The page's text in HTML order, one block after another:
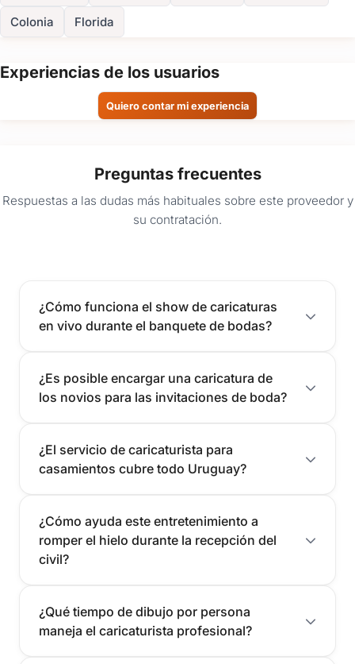
Colonia Florida
Experiencias de los usuarios
Quiero contar mi experiencia
Preguntas frecuentes
Respuestas a las dudas más habituales sobre este proveedor y
su contratación.
¿Cómo funciona el show de caricaturas
en vivo durante el banquete de bodas?
¿Es posible encargar una caricatura de
los novios para las invitaciones de boda?
¿El servicio de caricaturista para
casamientos cubre todo Uruguay?
¿Cómo ayuda este entretenimiento a
romper el hielo durante la recepción del
civil?
¿Qué tiempo de dibujo por persona
maneja el caricaturista profesional?